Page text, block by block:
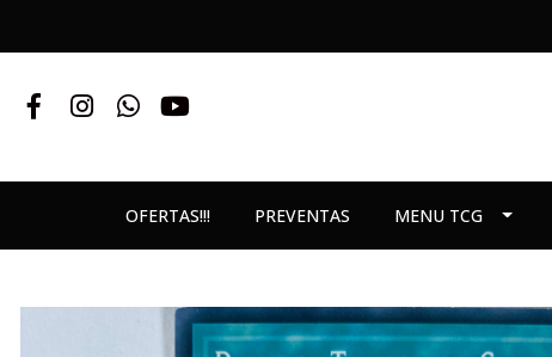
OFERTAS!!! PREVENTAS MENU TCG